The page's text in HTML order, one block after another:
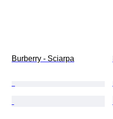
Burberry - Sciarpa